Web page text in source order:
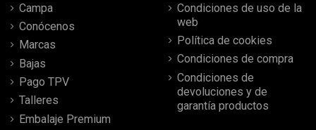
Campa
Conócenos
Marcas
Bajas
Pago TPV
Talleres
Embalaje Premium
Condiciones de uso de la
web
Política de cookies
Condiciones de compra
Condiciones de
devoluciones y de
garantía productos